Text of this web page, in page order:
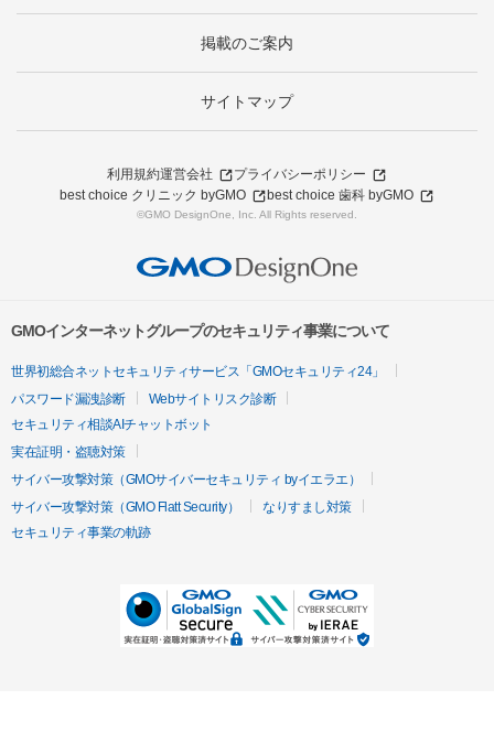
掲載のご案内
サイトマップ
利用規約運営会社
プライバシーポリシー
best choice クリニック byGMO
best choice 歯科 byGMO
©GMO DesignOne, Inc. All Rights reserved.
GMOインターネットグループのセキュリティ事業について
世界初総合ネットセキュリティサービス「GMOセキュリティ24」
パスワード漏洩診断
Webサイトリスク診断
セキュリティ相談AIチャットボット
実在証明・盗聴対策
サイバー攻撃対策（GMOサイバーセキュリティ byイエラエ）
サイバー攻撃対策（GMO Flatt Security）
なりすまし対策
セキュリティ事業の軌跡